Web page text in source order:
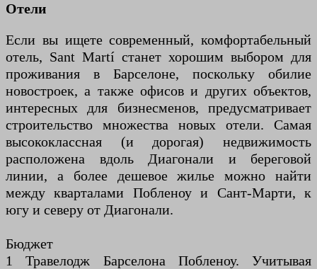
Отели
Если вы ищете современный, комфортабельный
отель, Sant Martí станет хорошим выбором для
проживания в Барселоне, поскольку обилие
новостроек, а также офисов и других объектов,
интересных для бизнесменов, предусматривает
строительство множества новых отели. Самая
высококлассная (и дорогая) недвижимость
расположена вдоль Диагонали и береговой
линии, а более дешевое жилье можно найти
между кварталами Побленоу и Сант-Марти, к
югу и северу от Диагонали.
Бюджет
1 Травелодж Барселона Побленоу. Учитывая